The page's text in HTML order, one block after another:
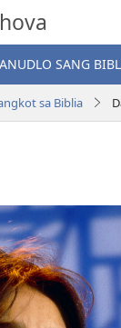
SANG
sa Biblia